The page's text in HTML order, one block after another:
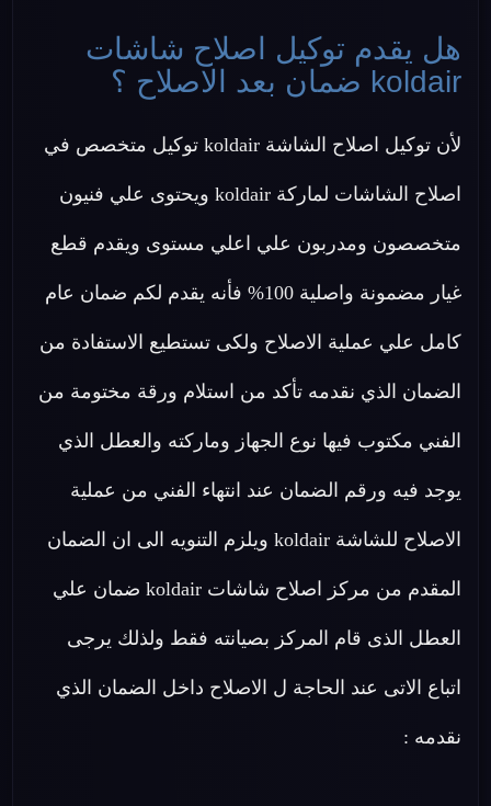
هل يقدم توكيل اصلاح شاشات
koldair ضمان بعد الاصلاح ؟
لأن توكيل اصلاح الشاشة koldair توكيل متخصص في
اصلاح الشاشات لماركة koldair ويحتوى علي فنيون
متخصصون ومدربون علي اعلي مستوى ويقدم قطع
غيار مضمونة واصلية 100% فأنه يقدم لكم ضمان عام
كامل علي عملية الاصلاح ولكى تستطيع الاستفادة من
الضمان الذي نقدمه تأكد من استلام ورقة مختومة من
الفني مكتوب فيها نوع الجهاز وماركته والعطل الذي
يوجد فيه ورقم الضمان عند انتهاء الفني من عملية
الاصلاح للشاشة koldair ويلزم التنويه الى ان الضمان
المقدم من مركز اصلاح شاشات koldair ضمان علي
العطل الذى قام المركز بصيانته فقط ولذلك يرجى
اتباع الاتى عند الحاجة ل الاصلاح داخل الضمان الذي
نقدمه :